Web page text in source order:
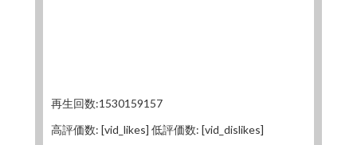
再生回数:1530159157
高評価数: [vid_likes] 低評価数: [vid_dislikes]